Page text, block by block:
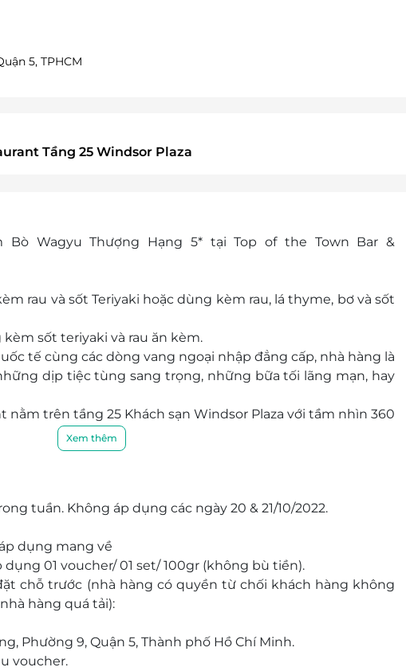
5, TPHCM
Tầng 25 Windsor Plaza
Bò Wagyu Thượng Hạng 5* tại Top of the Town Bar &
rau và sốt Teriyaki hoặc dùng kèm rau, lá thyme, bơ và sốt
sốt teriyaki và rau ăn kèm.
tế cùng các dòng vang ngoại nhập đẳng cấp, nhà hàng là
dịp tiệc tùng sang trọng, những bữa tối lãng mạn, hay
nằm trên tầng 25 Khách sạn Windsor Plaza với tầm nhìn 360
hiện đại nhất Việt Nam. Sở hữu quầy bar trên ban công
để thực khách có thể tận hưởng bầu không khí khoáng
tình đem đến cho bạn trải nghiệm tốt nhất tại Top of the
Xem thêm
tuần. Không áp dụng các ngày 20 & 21/10/2022.
dụng mang về
01 voucher/ 01 set/ 100gr (không bù tiền).
chỗ trước (nhà hàng có quyền từ chối khách hàng không
hàng quá tải):
Phường 9, Quận 5, Thành phố Hồ Chí Minh.
voucher.